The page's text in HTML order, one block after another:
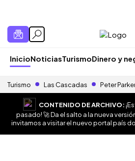
InicioNoticiasTurismoDinero y
Turismo Las Cascadas Peter
CONTENIDO DE ARCHIVO:
pasado! 🚀 Da el salto a la nueva
invitamos a visitar el nuevo portal país